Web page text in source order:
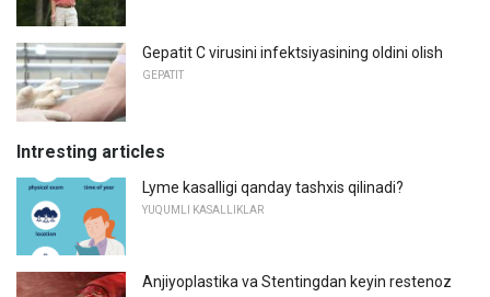
Gepatit C virusini infektsiyasining oldini olish
GEPATIT
Intresting articles
Lyme kasalligi qanday tashxis qilinadi?
YUQUMLI KASALLIKLAR
Anjiyoplastika va Stentingdan keyin restenoz